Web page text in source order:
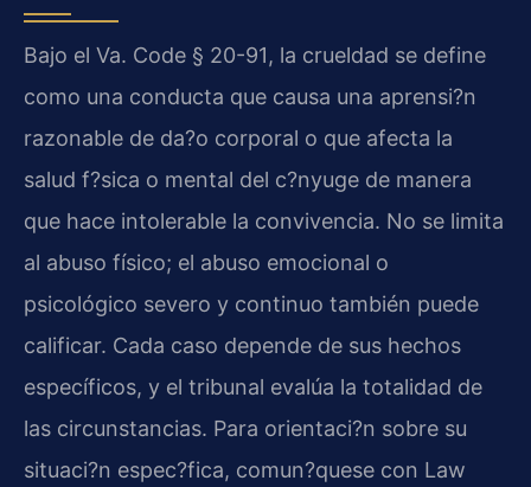
Bajo el Va. Code § 20-91, la crueldad se define
como una conducta que causa una aprensi?n
razonable de da?o corporal o que afecta la
salud f?sica o mental del c?nyuge de manera
que hace intolerable la convivencia. No se limita
al abuso físico; el abuso emocional o
psicológico severo y continuo también puede
calificar. Cada caso depende de sus hechos
específicos, y el tribunal evalúa la totalidad de
las circunstancias. Para orientaci?n sobre su
situaci?n espec?fica, comun?quese con Law